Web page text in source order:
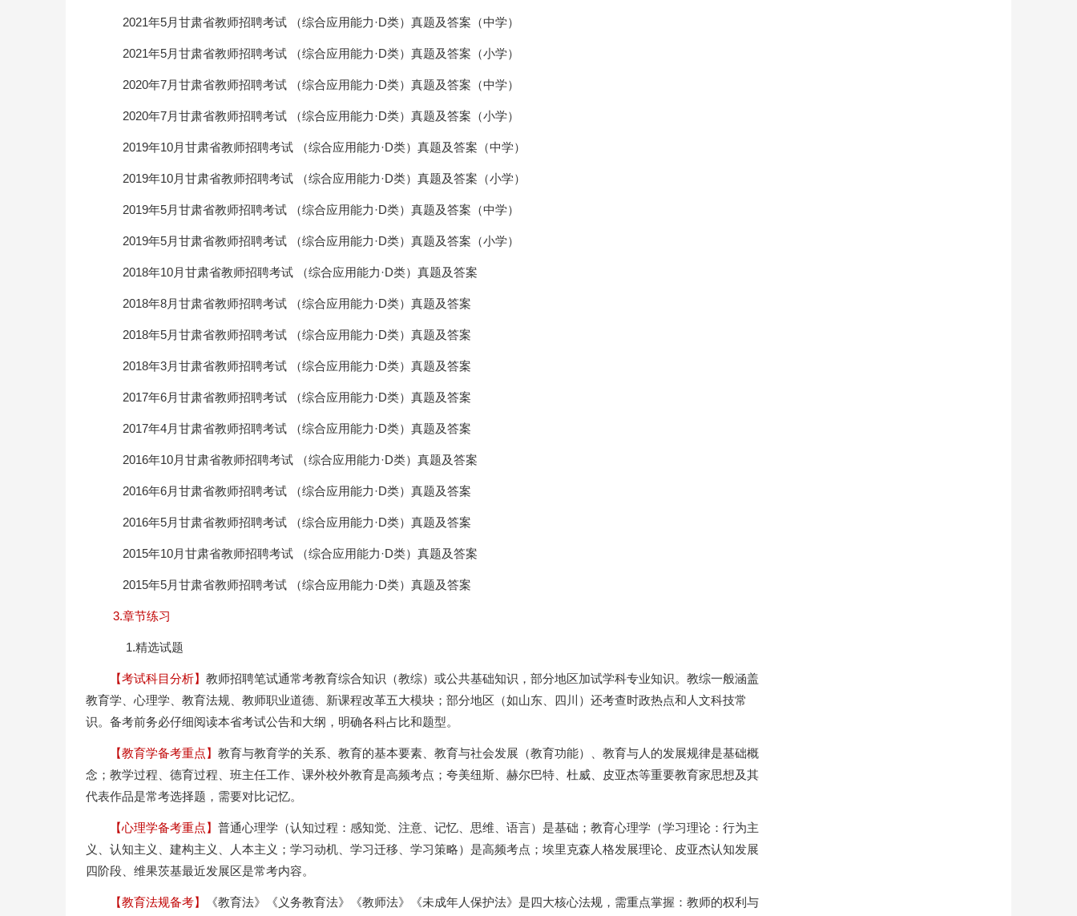
2021年5月甘肃省教师招聘考试 （综合应用能力·D类）真题及答案（中学）
2021年5月甘肃省教师招聘考试 （综合应用能力·D类）真题及答案（小学）
2020年7月甘肃省教师招聘考试 （综合应用能力·D类）真题及答案（中学）
2020年7月甘肃省教师招聘考试 （综合应用能力·D类）真题及答案（小学）
2019年10月甘肃省教师招聘考试 （综合应用能力·D类）真题及答案（中学）
2019年10月甘肃省教师招聘考试 （综合应用能力·D类）真题及答案（小学）
2019年5月甘肃省教师招聘考试 （综合应用能力·D类）真题及答案（中学）
2019年5月甘肃省教师招聘考试 （综合应用能力·D类）真题及答案（小学）
2018年10月甘肃省教师招聘考试 （综合应用能力·D类）真题及答案
2018年8月甘肃省教师招聘考试 （综合应用能力·D类）真题及答案
2018年5月甘肃省教师招聘考试 （综合应用能力·D类）真题及答案
2018年3月甘肃省教师招聘考试 （综合应用能力·D类）真题及答案
2017年6月甘肃省教师招聘考试 （综合应用能力·D类）真题及答案
2017年4月甘肃省教师招聘考试 （综合应用能力·D类）真题及答案
2016年10月甘肃省教师招聘考试 （综合应用能力·D类）真题及答案
2016年6月甘肃省教师招聘考试 （综合应用能力·D类）真题及答案
2016年5月甘肃省教师招聘考试 （综合应用能力·D类）真题及答案
2015年10月甘肃省教师招聘考试 （综合应用能力·D类）真题及答案
2015年5月甘肃省教师招聘考试 （综合应用能力·D类）真题及答案
3.章节练习
1.精选试题
【考试科目分析】 教师招聘笔试通常考教育综合知识（教综）或公共基础知识，部分地区加试学科专业知识。教综一般涵盖
教育学、心理学、教育法规、教师职业道德、新课程改革五大模块；部分地区（如山东、四川）还考查时政热点和人文科技常
识。备考前务必仔细阅读本省考试公告和大纲，明确各科占比和题型。
【教育学备考重点】 教育与教育学的关系、教育的基本要素、教育与社会发展（教育功能）、教育与人的发展规律是基础概
念；教学过程、德育过程、班主任工作、课外校外教育是高频考点；夸美纽斯、赫尔巴特、杜威、皮亚杰等重要教育家思想及其
代表作品是常考选择题，需要对比记忆。
【心理学备考重点】 普通心理学（认知过程：感知觉、注意、记忆、思维、语言）是基础；教育心理学（学习理论：行为主
义、认知主义、建构主义、人本主义；学习动机、学习迁移、学习策略）是高频考点；埃里克森人格发展理论、皮亚杰认知发展
四阶段、维果茨基最近发展区是常考内容。
【教育法规备考】
《教育法》《义务教育法》《教师法》《未成年人保护法》是四大核心法规，需重点掌握：教师的权利与